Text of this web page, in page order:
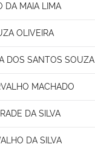
DA MAIA LIMA
OLIVEIRA
DOS SANTOS SOUZA
MACHADO
DA SILVA
DA SILVA